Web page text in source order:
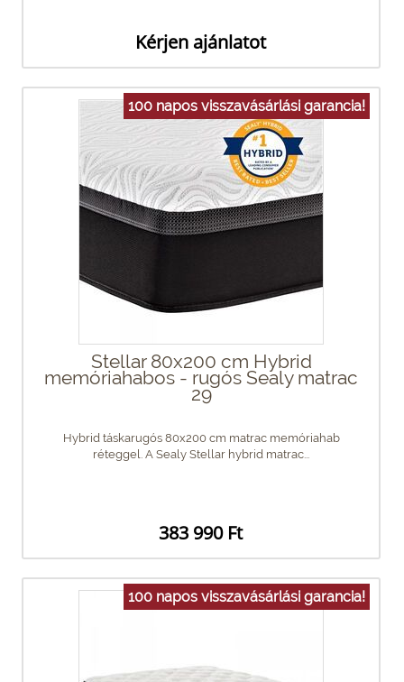
Kérjen ajánlatot
100 napos visszavásárlási garancia!
Stellar 80x200 cm Hybrid
memóriahabos - rugós Sealy matrac
29
Hybrid táskarugós 80x200 cm matrac memóriahab
réteggel. A Sealy Stellar hybrid matrac...
383 990 Ft
100 napos visszavásárlási garancia!